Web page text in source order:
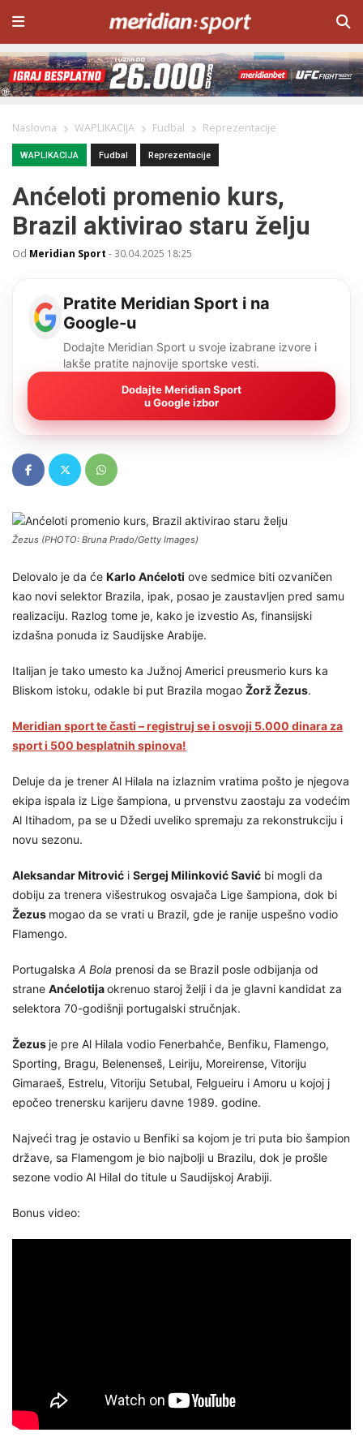
Naslovna WAPLIKACIJA Fudbal Reprezentacije
WAPLIKACIJA Fudbal Reprezentacije
Anćeloti promenio kurs,
Brazil aktivirao staru želju
Od Meridian Sport -30.04.2025 18:25
Pratite Meridian Sport i na
Google-u
Dodajte Meridian Sport u svoje izabrane izvore i
lakše pratite najnovije sportske vesti.
Dodajte Meridian Sport
u Google izbor
Žezus (PHOTO: Bruna Prado/Getty Images)
Delovalo je da će Karlo Anćeloti ove sedmice biti ozvaničen
kao novi selektor Brazila, ipak, posao je zaustavljen pred samu
realizaciju. Razlog tome je, kako je izvestio As, finansijski
izdašna ponuda iz Saudijske Arabije.
Italijan je tako umesto ka Južnoj Americi preusmerio kurs ka
Bliskom istoku, odakle bi put Brazila mogao Žorž Žezus.
Meridian sport te časti – registruj se i osvoji 5.000 dinara za
sport i 500 besplatnih spinova!
Deluje da je trener Al Hilala na izlaznim vratima pošto je njegova
ekipa ispala iz Lige šampiona, u prvenstvu zaostaju za vodećim
Al Itihadom, pa se u Džedi uveliko spremaju za rekonstrukciju i
novu sezonu.
Aleksandar Mitrović i Sergej Milinković Savić bi mogli da
dobiju za trenera višestrukog osvajača Lige šampiona, dok bi
Žezus mogao da se vrati u Brazil, gde je ranije uspešno vodio
Flamengo.
Portugalska A Bola prenosi da se Brazil posle odbijanja od
strane Anćelotijaokrenuo staroj želji i da je glavni kandidat za
selektora 70-godišnji portugalski stručnjak.
Žezus je pre Al Hilala vodio Fenerbahče, Benfiku, Flamengo,
Sporting, Bragu, Belenenseš, Leiriju, Moreirense, Vitoriju
Gimaraeš, Estrelu, Vitoriju Setubal, Felgueiru i Amoru u kojoj j
epočeo trenersku karijeru davne 1989. godine.
Najveći trag je ostavio u Benfiki sa kojom je tri puta bio šampion
države, sa Flamengom je bio najbolji u Brazilu, dok je prošle
sezone vodio Al Hilal do titule u Saudijskoj Arabiji.
Bonus video: